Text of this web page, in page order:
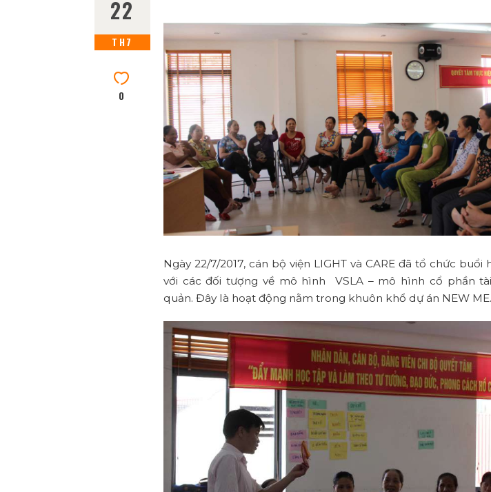
22
TH7
0
Ngày 22/7/2017, cán bộ viện LIGHT và CARE đã tổ chức buổi
với các đối tượng về mô hình VSLA – mô hình cổ phần
quản. Đây là hoạt động nằm trong khuôn khổ dự án NEW ME.